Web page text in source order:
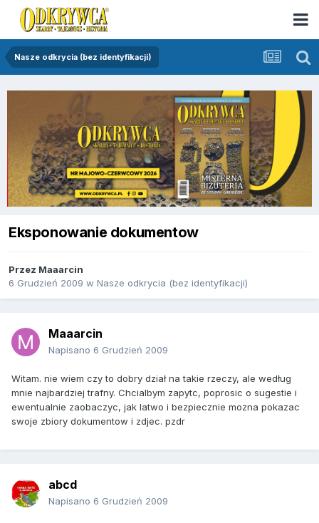
Nasze odkrycia (bez identyfikacji)
Eksponowanie dokumentow
Przez Maaarcin
6 Grudzień 2009 w Nasze odkrycia (bez identyfikacji)
Maaarcin
Napisano 6 Grudzień 2009
Witam. nie wiem czy to dobry dział na takie rzeczy, ale według
mnie najbardziej trafny. Chcialbym zapytc, poprosic o sugestie i
ewentualnie zaobaczyc, jak latwo i bezpiecznie mozna pokazac
swoje zbiory dokumentow i zdjec. pzdr
abcd
Napisano 6 Grudzień 2009